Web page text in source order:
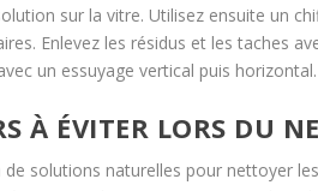
sur la vitre. Utilisez ensuite un
Enlevez les résidus et les taches
un essuyage vertical puis horizontal.
À ÉVITER LORS DU
de solutions naturelles pour nettoyer